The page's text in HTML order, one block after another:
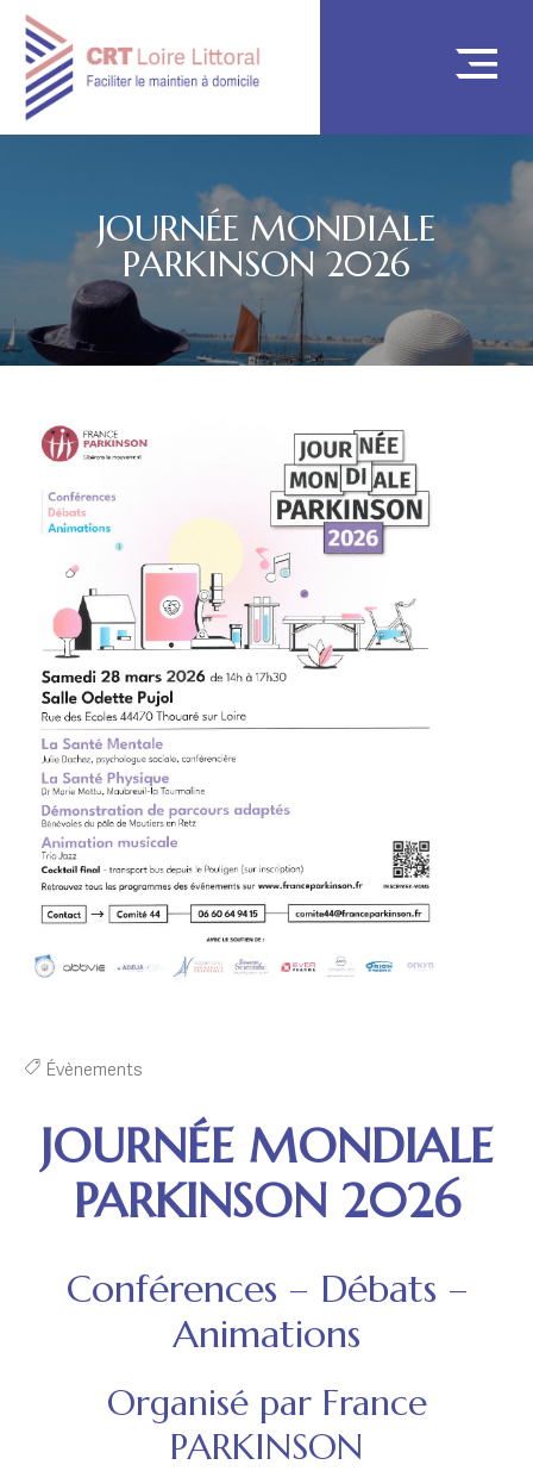
JOURNÉE MONDIALE
PARKINSON 2026
Évènements
JOURNÉE MONDIALE
PARKINSON 2026
Conférences – Débats –
Animations
Organisé par France
PARKINSON